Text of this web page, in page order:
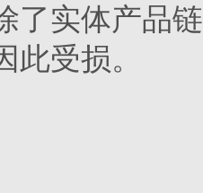
了实体产品
此受损。